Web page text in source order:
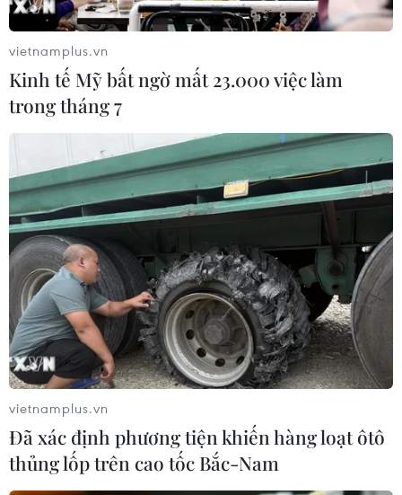
tài chính số trên thị trường, đặc biệt trong bối
tính quyết định làm nên sự tăng trưởng bứt
phá, và trải nghiệm khách hàng đang trở thành
lợi thế cạnh tranh của các ngân hàng.
Sự kiện ký kết hợp tác chiến lược với Insider là
hành động tiếp theo của NCB trong việc tiên
phong ứng dụng công nghệ để kiến tạo trải
nghiệm ngân hàng hiện đại, thông minh và
khác biệt - nơi mỗi khách hàng đều được thấu
hiểu, phục vụ tối ưu và đồng hành lâu dài trong
hành trình tài chính của mình./.
VietinBank hợp tác chiến
lược cùng Insider và
DTSVN
Với kinh nghiệm toàn cầu của
Insider và sự am hiểu vận hành
vietnamplus.vn
Kinh tế Mỹ bất ngờ mất 23.000 việc làm
trong tháng 7
vietnamplus.vn
Đã xác định phương tiện khiến hàng loạt ôtô
thủng lốp trên cao tốc Bắc-Nam